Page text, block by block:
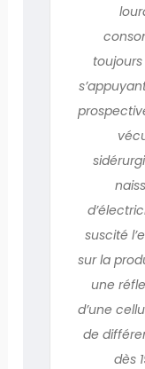
suscité
sur la
une
d’une
de
dès